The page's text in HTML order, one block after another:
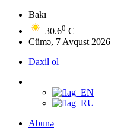
Bakı
30.60 C
Cümə, 7 Avqust 2026
Daxil ol
Abunə